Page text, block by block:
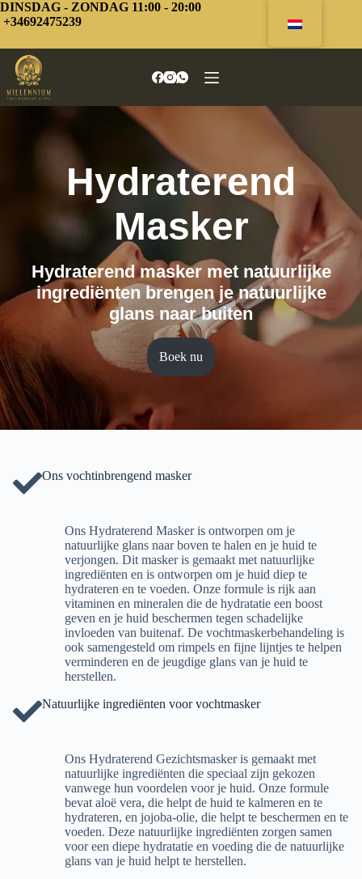
Overslaan
naar
DINSDAG - ZONDAG 11:00 - 20:00
+34692475239
Hydraterend
Masker
Hydraterend masker met natuurlijke
ingrediënten brengen je natuurlijke
glans naar buiten
Boek nu
Ons vochtinbrengend masker
Ons Hydraterend Masker is ontworpen om je
natuurlijke glans naar boven te halen en je huid te
verjongen. Dit masker is gemaakt met natuurlijke
ingrediënten en is ontworpen om je huid diep te
hydrateren en te voeden. Onze formule is rijk aan
vitaminen en mineralen die de hydratatie een boost
geven en je huid beschermen tegen schadelijke
invloeden van buitenaf. De vochtmaskerbehandeling is
ook samengesteld om rimpels en fijne lijntjes te helpen
verminderen en de jeugdige glans van je huid te
herstellen.
Natuurlijke ingrediënten voor vochtmasker
Ons Hydraterend Gezichtsmasker is gemaakt met
natuurlijke ingrediënten die speciaal zijn gekozen
vanwege hun voordelen voor je huid. Onze formule
bevat aloë vera, die helpt de huid te kalmeren en te
hydrateren, en jojoba-olie, die helpt te beschermen en te
voeden. Deze natuurlijke ingrediënten zorgen samen
voor een diepe hydratatie en voeding die de natuurlijke
glans van je huid helpt te herstellen.